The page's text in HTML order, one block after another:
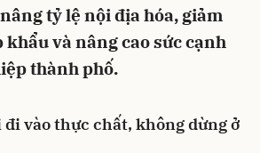
tỷ lệ nội địa hóa, giảm
và nâng cao sức cạnh
thành phố.
vào thực chất, không dừng ở